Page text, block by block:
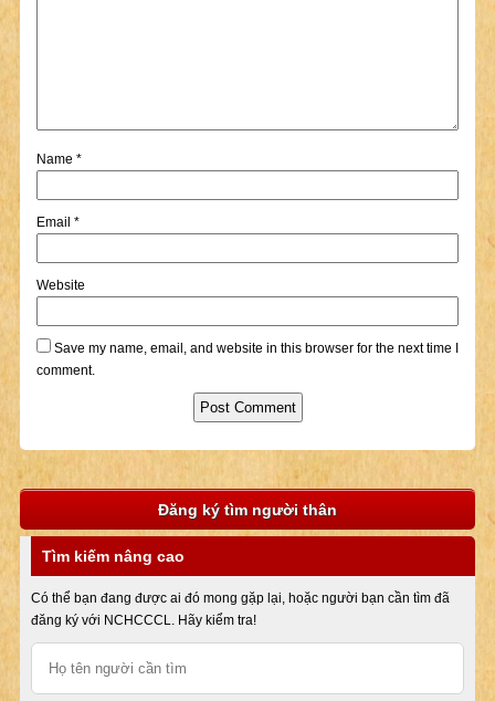
Name *
Email *
Website
Save my name, email, and website in this browser for the next time I
comment.
Đăng ký tìm người thân
Tìm kiếm nâng cao
Có thể bạn đang được ai đó mong gặp lại, hoặc người bạn cần tìm đã
đăng ký với NCHCCCL. Hãy kiểm tra!